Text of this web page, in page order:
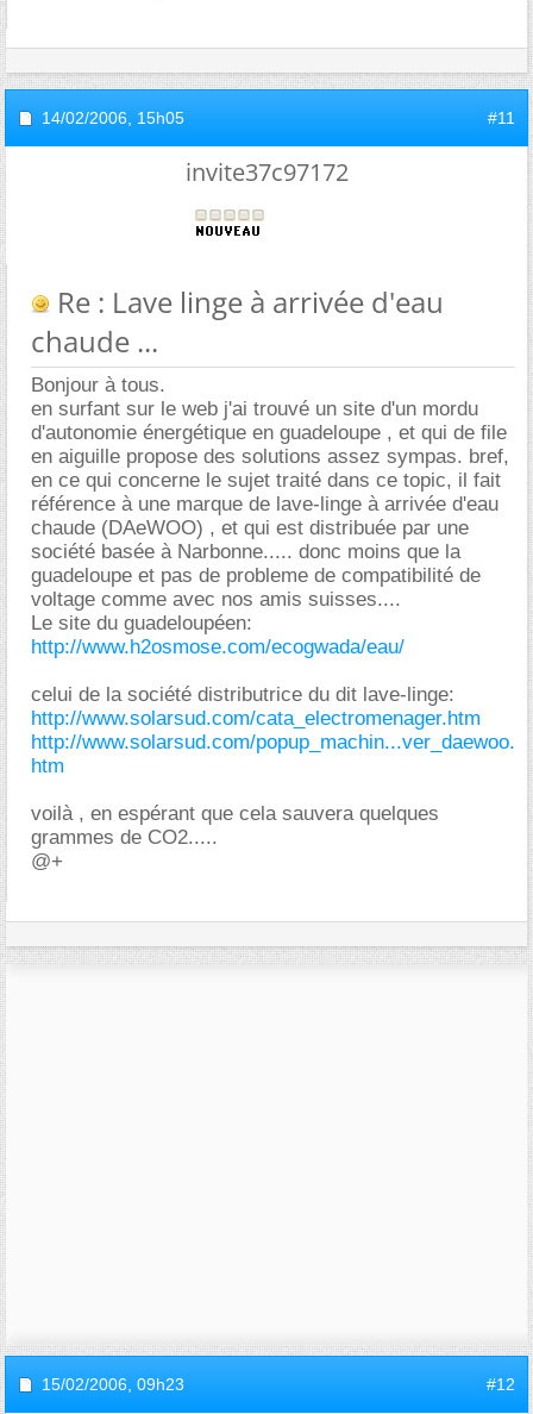
14/02/2006, 15h05 #11
invite37c97172
Re : Lave linge à arrivée d'eau
chaude ...
Bonjour à tous.
en surfant sur le web j'ai trouvé un site d'un mordu
d'autonomie énergétique en guadeloupe , et qui de file
en aiguille propose des solutions assez sympas. bref,
en ce qui concerne le sujet traité dans ce topic, il fait
référence à une marque de lave-linge à arrivée d'eau
chaude (DAeWOO) , et qui est distribuée par une
société basée à Narbonne..... donc moins que la
guadeloupe et pas de probleme de compatibilité de
voltage comme avec nos amis suisses....
Le site du guadeloupéen:
http://www.h2osmose.com/ecogwada/eau/
celui de la société distributrice du dit lave-linge:
http://www.solarsud.com/cata_electromenager.htm
http://www.solarsud.com/popup_machin...ver_daewoo.
htm
voilà , en espérant que cela sauvera quelques
grammes de CO2.....
@+
15/02/2006, 09h23 #12